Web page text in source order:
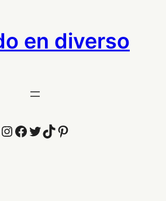
en diverso
Instagram
Facebook
Twitter
TikTok
Pinterest